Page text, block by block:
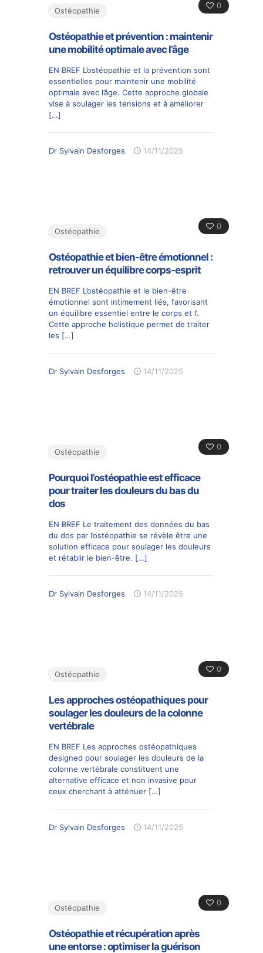
0
Ostéopathie
Ostéopathie et prévention : maintenir
une mobilité optimale avec l’âge
EN BREF L’ostéopathie et la prévention sont
essentielles pour maintenir une mobilité
optimale avec l’âge. Cette approche globale
vise à soulager les tensions et à améliorer
[…]
Dr Sylvain Desforges 14/11/2025
0
Ostéopathie
Ostéopathie et bien-être émotionnel :
retrouver un équilibre corps-esprit
EN BREF L’ostéopathie et le bien-être
émotionnel sont intimement liés, favorisant
un équilibre essentiel entre le corps et l’.
Cette approche holistique permet de traiter
les […]
Dr Sylvain Desforges 14/11/2025
0
Ostéopathie
Pourquoi l’ostéopathie est efficace
pour traiter les douleurs du bas du
dos
EN BREF Le traitement des données du bas
du dos par l’ostéopathie se révèle être une
solution efficace pour soulager les douleurs
et rétablir le bien-être. […]
Dr Sylvain Desforges 14/11/2025
0
Ostéopathie
Les approches ostéopathiques pour
soulager les douleurs de la colonne
vertébrale
EN BREF Les approches ostéopathiques
designed pour soulager les douleurs de la
colonne vertébrale constituent une
alternative efficace et non invasive pour
ceux cherchant à atténuer […]
Dr Sylvain Desforges 14/11/2025
0
Ostéopathie
Ostéopathie et récupération après
une entorse : optimiser la guérison